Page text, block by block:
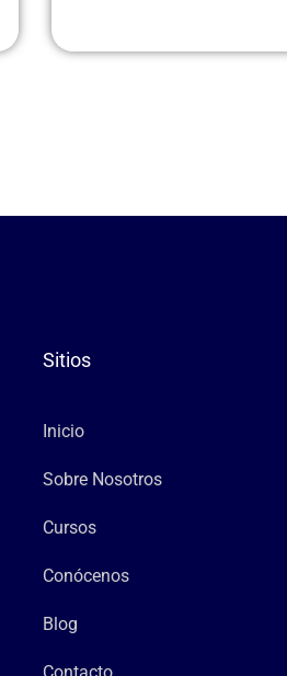
Sitios
Inicio
Sobre Nosotros
Cursos
Conócenos
Blog